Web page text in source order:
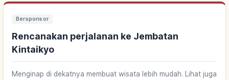
Bersponsor
Rencanakan perjalanan ke Jembatan
Kintaikyo
Menginap di dekatnya membuat wisata lebih mudah. Lihat juga